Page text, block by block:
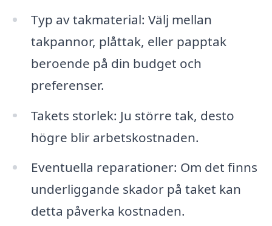
Typ av takmaterial: Välj mellan
takpannor, plåttak, eller papptak
beroende på din budget och
preferenser.
Takets storlek: Ju större tak, desto
högre blir arbetskostnaden.
Eventuella reparationer: Om det finns
underliggande skador på taket kan
detta påverka kostnaden.